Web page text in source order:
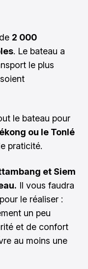
2 000
. Le bateau a
le plus
le bateau pour
ou le Tonlé
praticité.
et Siem
Il vous faudra
le réaliser :
un peu
et de confort
au moins une